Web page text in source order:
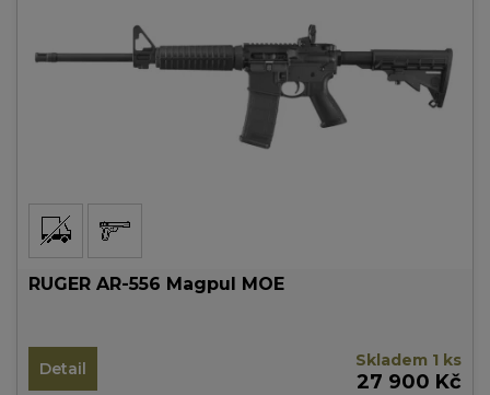
RUGER AR-556 Magpul MOE
Detail Skladem 1 ks
27 900 Kč